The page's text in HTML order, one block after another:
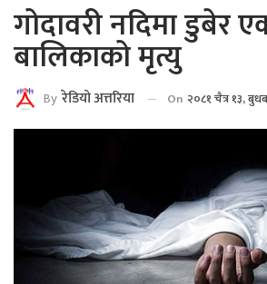
गोदावरी नदिमा डुबेर
बालिकाको मृत्यु
By रेडियाे अत्तरिया On २०८१ चैत्र १३,